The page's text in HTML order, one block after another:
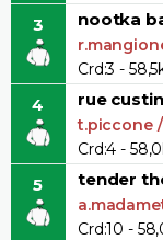
3 nootka
Crd:3 -
4 rue
t.piccone
Crd:4 -
5 tender
Crd:10 -